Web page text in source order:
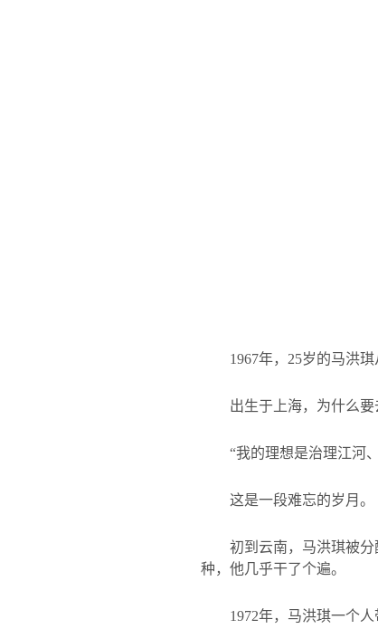
1967年， 25岁的马洪琪
出生于上海，为什么要
“我的理想是治理江河
这是一段难忘的岁月。
初到云南，马洪琪被
种，他几乎干了个遍。
1972年，马洪琪一个